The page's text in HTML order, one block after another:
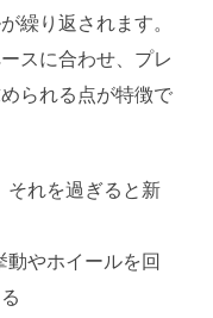
繰り返されます。
スに合わせ、プレ
られる点が特徴で
それを過ぎると新
動やホイールを回